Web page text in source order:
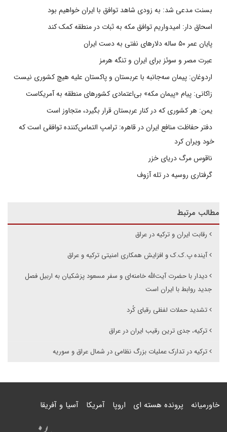
بسنت مدعی شد: به زودی شاهد توافق با ایران خواهیم بود
اسحاق دار: امیدواریم توافق مکه به ثبات در منطقه کمک کند
پایان عمر ۵۰ ساله دلارهای نفتی به دست ایران
عبرت مصر و سوئز برای ایران و تنگه هرمز
اردوغان: پیمان سه‌جانبه با عربستان و پاکستان علیه هیچ کشوری نیست
زاکانی: پیام «پیمان مکه» بی‌اعتمادی کشورهای منطقه به آمریکاست
یمن: هر کشوری که در کنار عربستان قرار بگیرد، متجاوز است
دفتر حفاظت منافع ایران در قاهره: ترامپ التماس‌کننده توافقی است که
خود ویران کرد
ناقوس مرگ دریای خزر
گرفتاری روسیه در تله آزوف
مطالب مرتبط
رقابت ایران و ترکیه در عراق
آینده پ.ک.ک و افزایش همکاری امنیتی ترکیه و عراق
دیدار با حضرت آیت‌الله خامنه‌ای و سفر مسعود پزشکیان به اربیل فصل
جدید روابط با ایران است
تشدید حملات لفظی رقبای کُرد
ترکیه، جدی ترین رقیب ایران در عراق
ترکیه در تدارک عملیات بزرگ نظامی در شمال عراق و سوریه
خاورمیانه پرونده هسته ای اروپا آمریکا آسیا و آفریقا